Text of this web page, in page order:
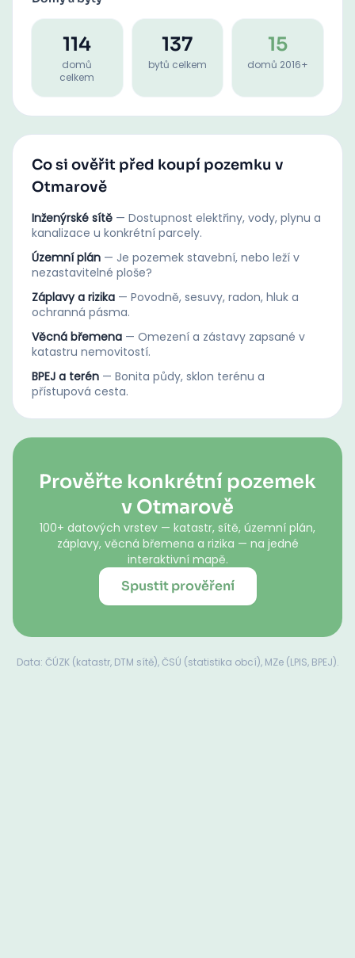
114
domů
celkem
137
bytů celkem
15
domů 2016+
Co si ověřit před koupí pozemku v
Otmarově
Inženýrské sítě — Dostupnost elektřiny, vody, plynu a
kanalizace u konkrétní parcely.
Územní plán — Je pozemek stavební, nebo leží v
nezastavitelné ploše?
Záplavy a rizika — Povodně, sesuvy, radon, hluk a
ochranná pásma.
Věcná břemena — Omezení a zástavy zapsané v
katastru nemovitostí.
BPEJ a terén — Bonita půdy, sklon terénu a
přístupová cesta.
Prověřte konkrétní pozemek
v Otmarově
100+ datových vrstev — katastr, sítě, územní plán,
záplavy, věcná břemena a rizika — na jedné
interaktivní mapě.
Spustit prověření
Data: ČÚZK (katastr, DTM sítě), ČSÚ (statistika obcí), MZe (LPIS, BPEJ).